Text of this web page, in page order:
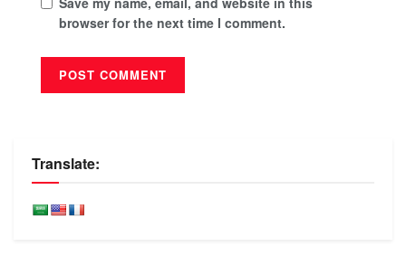
browser for the next time I comment.
Translate: